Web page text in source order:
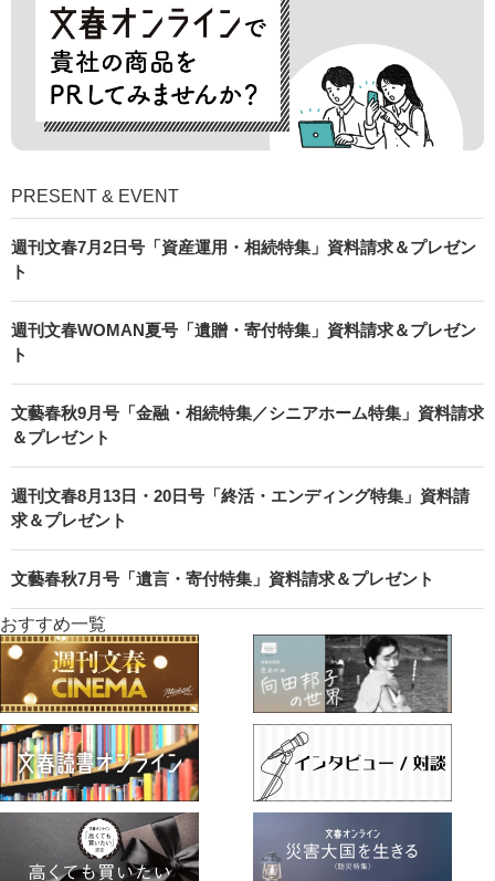
PRESENT & EVENT
週刊文春7月2日号「資産運用・相続特集」資料請求＆プレゼン
ト
週刊文春WOMAN夏号「遺贈・寄付特集」資料請求＆プレゼン
ト
文藝春秋9月号「金融・相続特集／シニアホーム特集」資料請求
＆プレゼント
週刊文春8月13日・20日号「終活・エンディング特集」資料請
求＆プレゼント
文藝春秋7月号「遺言・寄付特集」資料請求＆プレゼント
おすすめ一覧